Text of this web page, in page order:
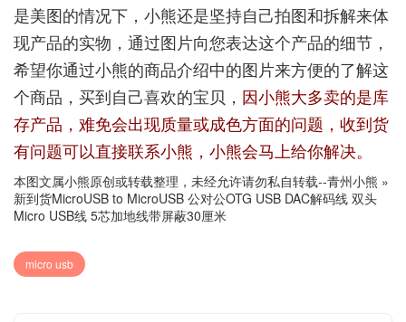
是美图的情况下，小熊还是坚持自己拍图和拆解来体
现产品的实物，通过图片向您表达这个产品的细节，
希望你通过小熊的商品介绍中的图片来方便的了解这
个商品，买到自己喜欢的宝贝， 因小熊大多卖的是库
存产品，难免会出现质量或成色方面的问题，收到货
有问题可以直接联系小熊，小熊会马上给你解决。
本图文属小熊原创或转载整理，未经允许请勿私自转载--青州小熊 »
新到货MicroUSB to MicroUSB 公对公OTG USB DAC解码线 双头
Micro USB线 5芯加地线带屏蔽30厘米
micro usb